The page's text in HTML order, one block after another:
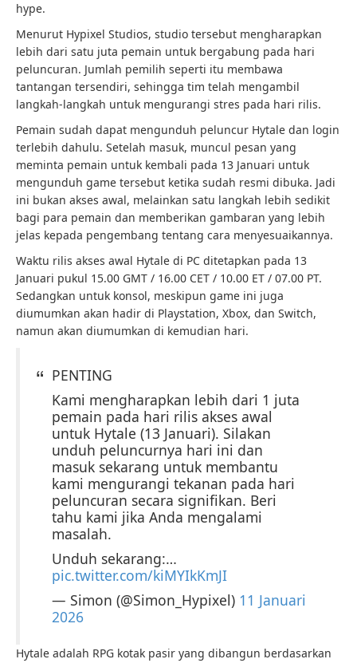
hype.
Menurut Hypixel Studios, studio tersebut mengharapkan
lebih dari satu juta pemain untuk bergabung pada hari
peluncuran. Jumlah pemilih seperti itu membawa
tantangan tersendiri, sehingga tim telah mengambil
langkah-langkah untuk mengurangi stres pada hari rilis.
Pemain sudah dapat mengunduh peluncur Hytale dan login
terlebih dahulu. Setelah masuk, muncul pesan yang
meminta pemain untuk kembali pada 13 Januari untuk
mengunduh game tersebut ketika sudah resmi dibuka. Jadi
ini bukan akses awal, melainkan satu langkah lebih sedikit
bagi para pemain dan memberikan gambaran yang lebih
jelas kepada pengembang tentang cara menyesuaikannya.
Waktu rilis akses awal Hytale di PC ditetapkan pada 13
Januari pukul 15.00 GMT / 16.00 CET / 10.00 ET / 07.00 PT.
Sedangkan untuk konsol, meskipun game ini juga
diumumkan akan hadir di Playstation, Xbox, dan Switch,
namun akan diumumkan di kemudian hari.
PENTING
Kami mengharapkan lebih dari 1 juta
pemain pada hari rilis akses awal
untuk Hytale (13 Januari). Silakan
unduh peluncurnya hari ini dan
masuk sekarang untuk membantu
kami mengurangi tekanan pada hari
peluncuran secara signifikan. Beri
tahu kami jika Anda mengalami
masalah.
Unduh sekarang:…
pic.twitter.com/kiMYIkKmJI
— Simon (@Simon_Hypixel) 11 Januari
2026
Hytale adalah RPG kotak pasir yang dibangun berdasarkan